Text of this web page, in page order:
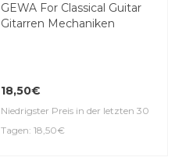
für Akustikgitarren
Niedrigster Preis in der letzten 30
Tagen: 27,00€